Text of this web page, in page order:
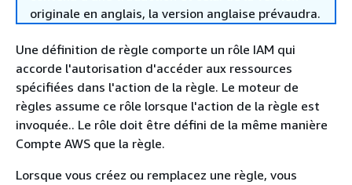
originale en anglais, la version anglaise prévaudra.
Une définition de règle comporte un rôle IAM qui
accorde l'autorisation d'accéder aux ressources
spécifiées dans l'action de la règle. Le moteur de
règles assume ce rôle lorsque l'action de la règle est
invoquée.. Le rôle doit être défini de la même manière
Compte AWS que la règle.
Lorsque vous créez ou remplacez une règle, vous